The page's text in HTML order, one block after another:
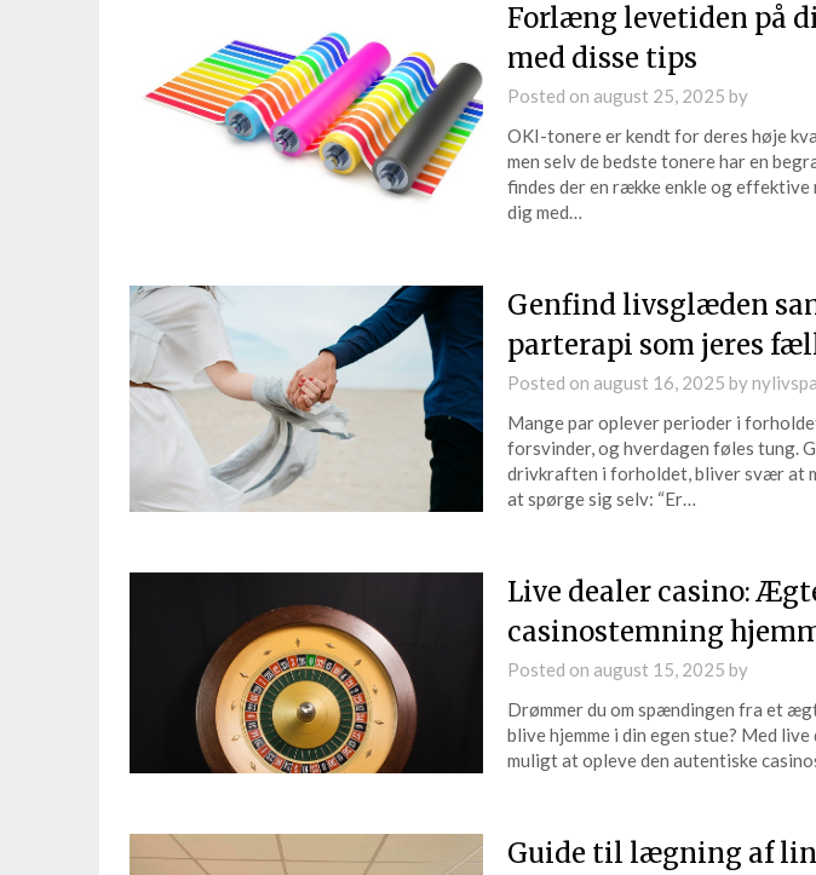
Forlæng levetiden på
med disse tips
Posted on august 25, 2025 by
OKI-tonere er kendt for deres høje
men selv de bedste tonere har en
findes der en række enkle og effektive
dig med…
Genfind livsglæden
parterapi som jeres
Posted on august 16, 2025 by
Mange par oplever perioder i
forsvinder, og hverdagen føles tung.
drivkraften i forholdet, bliver svær at
at spørge sig selv: “Er…
Live dealer casino:
casinostemning
Posted on august 15, 2025 by
Drømmer du om spændingen fra et
blive hjemme i din egen stue? Med
muligt at opleve den autentiske
Guide til lægning af